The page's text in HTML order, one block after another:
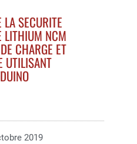
LA SECURITE
LITHIUM NCM
CHARGE ET
UTILISANT
2019